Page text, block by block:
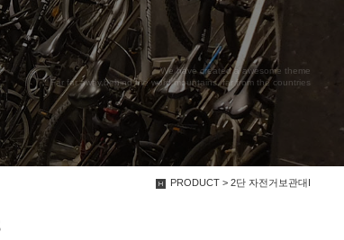
We have created a awesome theme
Far far away,behind the word mountains, far from the countries
PRODUCT > 2단 자전거보관대I